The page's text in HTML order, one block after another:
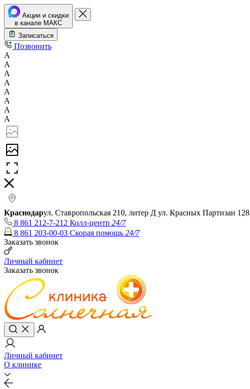
Акции и скидки
в канале МАКС
Записаться
Позвонить
А
А
А
А
А
А
А
А
Краснодарул. Ставропольская 210, литер Д ул. Красных Партизан 128
8 861 212-7-212 Колл-центр 24/7
8 861 203-00-03 Скорая помощь 24/7
Заказать звонок
Личный кабинет
Заказать звонок
Личный кабинет
О клинике